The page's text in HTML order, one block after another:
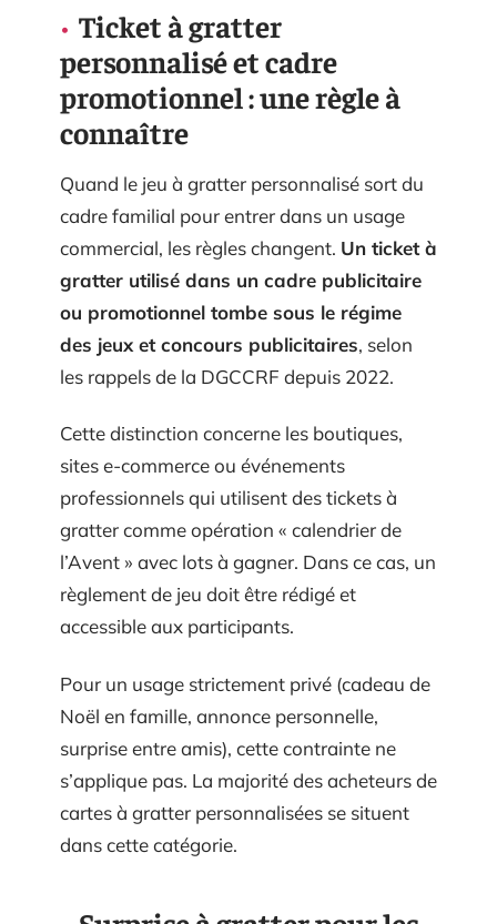
Ticket à gratter
personnalisé et cadre
promotionnel : une règle à
connaître
Quand le jeu à gratter personnalisé sort du
cadre familial pour entrer dans un usage
commercial, les règles changent. Un ticket à
gratter utilisé dans un cadre publicitaire
ou promotionnel tombe sous le régime
des jeux et concours publicitaires, selon
les rappels de la DGCCRF depuis 2022.
Cette distinction concerne les boutiques,
sites e-commerce ou événements
professionnels qui utilisent des tickets à
gratter comme opération « calendrier de
l’Avent » avec lots à gagner. Dans ce cas, un
règlement de jeu doit être rédigé et
accessible aux participants.
Pour un usage strictement privé (cadeau de
Noël en famille, annonce personnelle,
surprise entre amis), cette contrainte ne
s’applique pas. La majorité des acheteurs de
cartes à gratter personnalisées se situent
dans cette catégorie.